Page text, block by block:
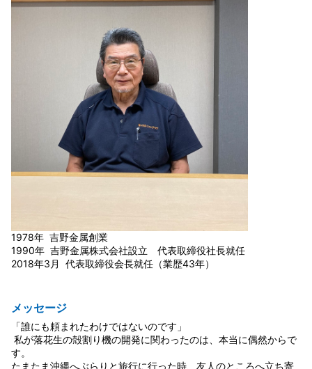
1978年 吉野金属創業
1990年 吉野金属株式会社設立 代表取締役社長就任
2018年3月 代表取締役会長就任（業歴43年）
メッセージ
「誰にも頼まれたわけではないのです」
私が落花生の殻割り機の開発に関わったのは、本当に偶然からで
す。
たまたま沖縄へぶらりと旅行に行った時、友人のところへ立ち寄